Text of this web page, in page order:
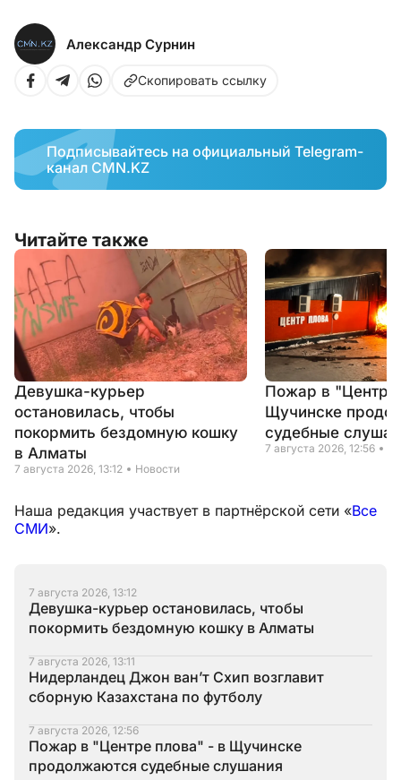
Александр Сурнин
Скопировать ссылку
Подписывайтесь на официальный Telegram-
канал CMN.KZ
Читайте также
Девушка-курьер
остановилась, чтобы
покормить бездомную кошку
в Алматы
7 августа 2026, 13:12 Новости
Пожар в "Центре
Щучинске
судебные
7 августа 2026, 12:56
Наша редакция участвует в партнёрской сети «Все
СМИ».
7 августа 2026, 13:12
Девушка-курьер остановилась, чтобы
покормить бездомную кошку в Алматы
7 августа 2026, 13:11
Нидерландец Джон ван’т Схип возглавит
сборную Казахстана по футболу
7 августа 2026, 12:56
Пожар в "Центре плова" - в Щучинске
продолжаются судебные слушания